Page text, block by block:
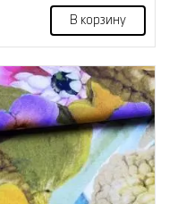
В корзину